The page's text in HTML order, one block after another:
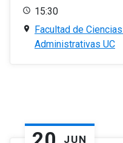
15:30
Facultad de
Administrativas UC
JUN